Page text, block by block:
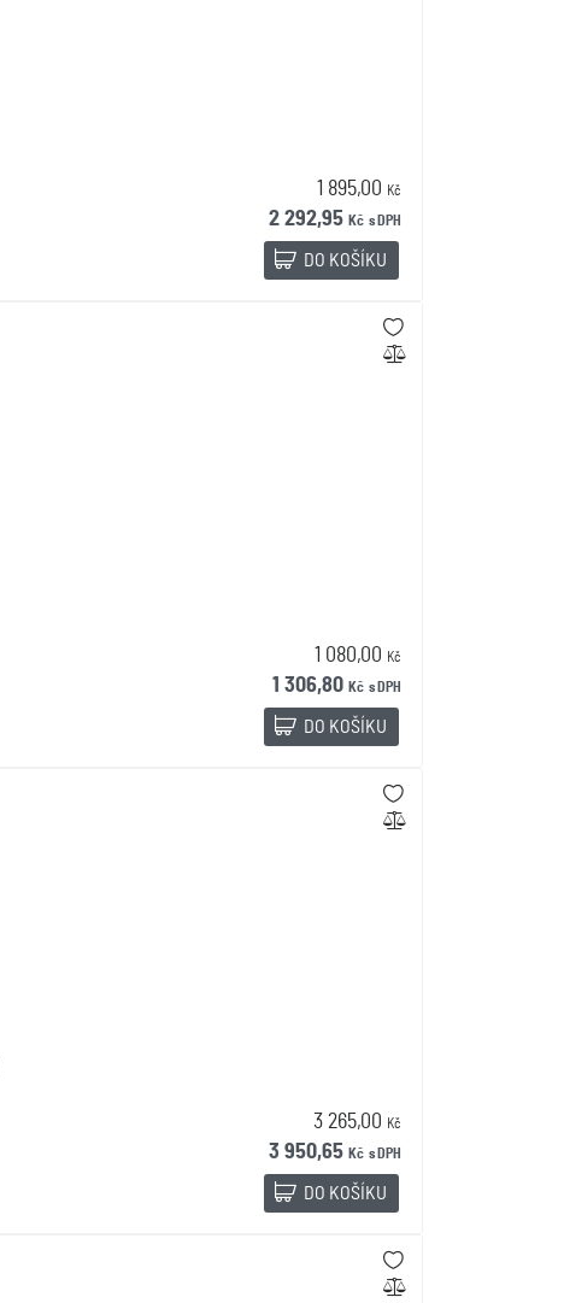
1 895,00 Kč
2 292,95 Kč s DPH
DO KOŠÍKU
1 080,00 Kč
1 306,80 Kč s DPH
DO KOŠÍKU
3 265,00 Kč
3 950,65 Kč s DPH
DO KOŠÍKU